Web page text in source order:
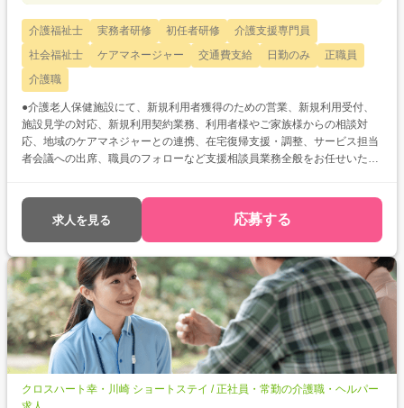
介護福祉士 実務者研修 初任者研修
介護支援専門員
社会福祉士
ケアマネージャー 交通費支給 日勤のみ
正職員
介護職
●介護老人保健施設にて、新規利用者獲得のための営業、新規利用受付、
施設見学の対応、新規利用契約業務、利用者様やご家族様からの相談対
応、地域のケアマネジャーとの連携、在宅復帰支援・調整、サービス担当
者会議への出席、職員のフォローなど支援相談員業務全般をお任せいたし
勤もOKでストレスなくラクラク通勤ができますよ!
求人を見る 応募する
クロスハート幸・川崎 ショートステイ / 正社員・常勤の介護職・ヘルパー